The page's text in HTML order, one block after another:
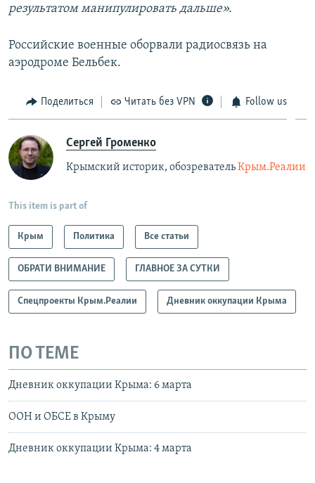
результатом манипулировать дальше».
Российские военные оборвали радиосвязь на
аэродроме Бельбек.
Поделиться Читать без VPN Follow us
Сергей Громенко
Крымский историк, обозревательКрым.Реалии
This item is part of
Крым Политика Все статьи
ОБРАТИ ВНИМАНИЕ ГЛАВНОЕ ЗА СУТКИ
Спецпроекты Крым.Реалии Дневник оккупации Крыма
ПО ТЕМЕ
Дневник оккупации Крыма: 6 марта
ООН и ОБСЕ в Крыму
Дневник оккупации Крыма: 4 марта